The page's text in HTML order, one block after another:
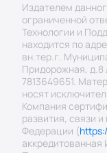
Издателем
ограниченной
Технологии и
находится по
вн.тер.г.
Придорожная, д.8
7813649651.
носят
Компания
развития, связи
Федерации (